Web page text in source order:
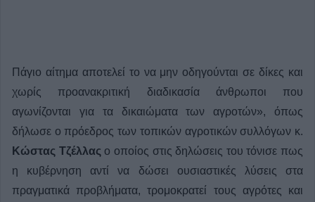
Πάγιο αίτημα αποτελεί το να μην οδηγούνται σε δίκες και
χωρίς προανακριτική διαδικασία άνθρωποι που
αγωνίζονται για τα δικαιώματα των αγροτών», όπως
δήλωσε ο πρόεδρος των τοπικών αγροτικών συλλόγων κ.
Κώστας Τζέλλας ο οποίος στις δηλώσεις του τόνισε πως
η κυβέρνηση αντί να δώσει ουσιαστικές λύσεις στα
πραγματικά προβλήματα, τρομοκρατεί τους αγρότες και